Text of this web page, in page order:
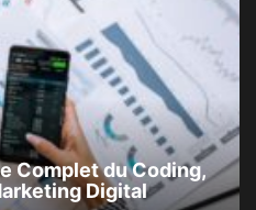
Complet du Coding,
Digital